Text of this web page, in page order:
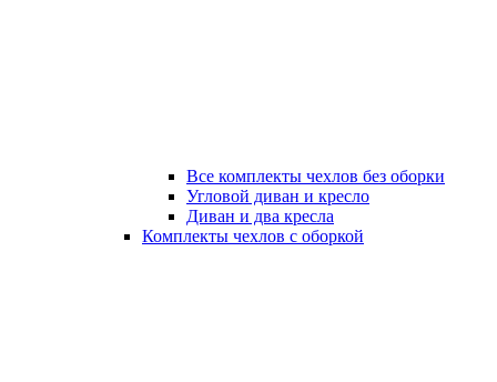
Все комплекты чехлов без оборки
Угловой диван и кресло
Диван и два кресла
Комплекты чехлов с оборкой